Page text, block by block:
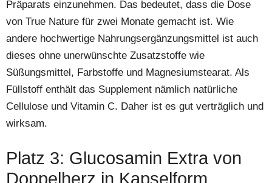
Präparats einzunehmen. Das bedeutet, dass die Dose
von True Nature für zwei Monate gemacht ist. Wie
andere hochwertige Nahrungsergänzungsmittel ist auch
dieses ohne unerwünschte Zusatzstoffe wie
Süßungsmittel, Farbstoffe und Magnesiumstearat. Als
Füllstoff enthält das Supplement nämlich natürliche
Cellulose und Vitamin C. Daher ist es gut verträglich und
wirksam.
Platz 3: Glucosamin Extra von
Doppelherz in Kapselform